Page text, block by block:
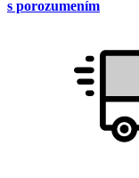
s porozumením